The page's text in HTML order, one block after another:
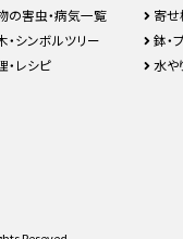
の害虫・病気一覧
寄せ
・シンボルツリー
鉢・
・レシピ
水や